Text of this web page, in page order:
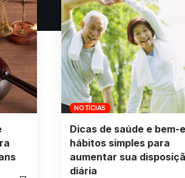
NOTÍCIAS
Dicas de saúde e bem-
hábitos simples para
aumentar sua
diária